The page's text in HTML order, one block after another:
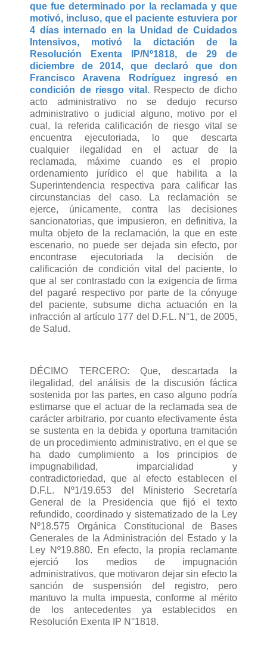
que fue determinado por la reclamada y que
motivó, incluso, que el paciente estuviera por
4 días internado en la Unidad de Cuidados
Intensivos, motivó la dictación de la
Resolución Exenta IP/Nº1818, de 29 de
diciembre de 2014, que declaró que don
Francisco Aravena Rodríguez ingresó en
condición de riesgo vital.Respecto de dicho
acto administrativo no se dedujo recurso
administrativo o judicial alguno, motivo por el
cual, la referida calificación de riesgo vital se
encuentra ejecutoriada, lo que descarta
cualquier ilegalidad en el actuar de la
reclamada, máxime cuando es el propio
ordenamiento jurídico el que habilita a la
Superintendencia respectiva para calificar las
circunstancias del caso. La reclamación se
ejerce, únicamente, contra las decisiones
sancionatorias, que impusieron, en definitiva, la
multa objeto de la reclamación, la que en este
escenario, no puede ser dejada sin efecto, por
encontrase ejecutoriada la decisión de
calificación de condición vital del paciente, lo
que al ser contrastado con la exigencia de firma
del pagaré respectivo por parte de la cónyuge
del paciente, subsume dicha actuación en la
infracción al artículo 177 del D.F.L. N°1, de 2005,
de Salud.
DÉCIMO TERCERO: Que, descartada la
ilegalidad, del análisis de la discusión fáctica
sostenida por las partes, en caso alguno podría
estimarse que el actuar de la reclamada sea de
carácter arbitrario, por cuanto efectivamente ésta
se sustenta en la debida y oportuna tramitación
de un procedimiento administrativo, en el que se
ha dado cumplimiento a los principios de
impugnabilidad, imparcialidad y
contradictoriedad, que al efecto establecen el
D.F.L. Nº1/19.653 del Ministerio Secretaría
General de la Presidencia que fijó el texto
refundido, coordinado y sistematizado de la Ley
Nº18.575 Orgánica Constitucional de Bases
Generales de la Administración del Estado y la
Ley Nº19.880. En efecto, la propia reclamante
ejerció los medios de impugnación
administrativos, que motivaron dejar sin efecto la
sanción de suspensión del registro, pero
mantuvo la multa impuesta, conforme al mérito
de los antecedentes ya establecidos en
Resolución Exenta IP N°1818.